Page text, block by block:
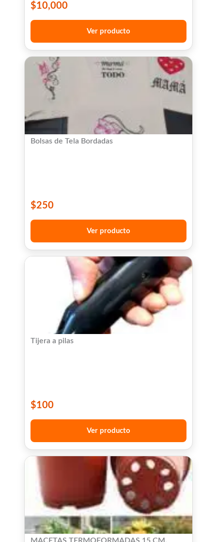
$10,000
Ver producto
Bolsas de Tela Bordadas
$250
Ver producto
Tijera a pilas
$100
Ver producto